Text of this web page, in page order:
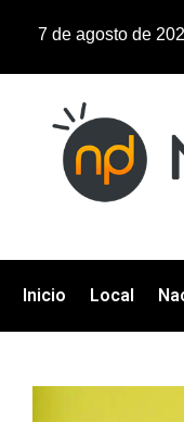
7 de agosto de
Inicio Local